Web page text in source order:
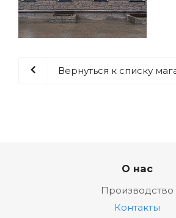
Вернуться к списку
О нас
Производство
Контакты